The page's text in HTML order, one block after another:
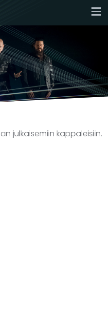
julkaisemiin kappaleisiin.